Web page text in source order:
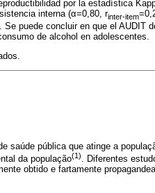
por la estadística
interna (α=0,80, rinter-item
puede concluir en que el AUDIT
de alcohol en adolescentes.
saúde pública que atinge a
da população(1). Diferentes
obtido e fartamente